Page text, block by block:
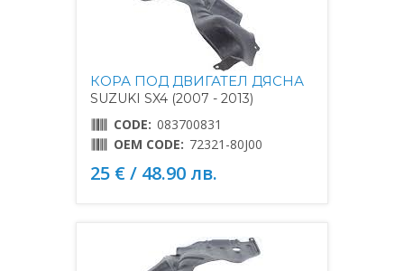
КОРА ПОД ДВИГАТЕЛ ДЯСНА
SUZUKI SX4 (2007 - 2013)
CODE: 083700831
OEM CODE: 72321-80J00
25 € / 48.90 лв.